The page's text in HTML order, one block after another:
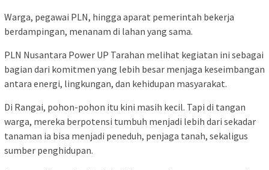
Warga, pegawai PLN, hingga aparat pemerintah bekerja
berdampingan, menanam di lahan yang sama.
PLN Nusantara Power UP Tarahan melihat kegiatan ini sebagai
bagian dari komitmen yang lebih besar menjaga keseimbangan
antara energi, lingkungan, dan kehidupan masyarakat.
Di Rangai, pohon-pohon itu kini masih kecil. Tapi di tangan
warga, mereka berpotensi tumbuh menjadi lebih dari sekadar
tanaman ia bisa menjadi peneduh, penjaga tanah, sekaligus
sumber penghidupan.